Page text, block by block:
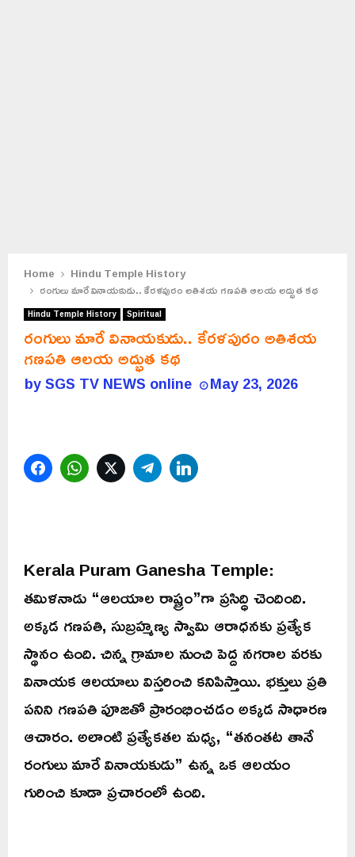
Home
Hindu Temple History
రంగులు మారే వినాయకుడు.. కేరళపురం అతిశయ గణపతి ఆలయ అద్భుత కథ
Hindu Temple History Spiritual
రంగులు మారే వినాయకుడు.. కేరళపురం అతిశయ
గణపతి ఆలయ అద్భుత కథ
bySGS TV NEWS online May 23, 2026
FacebookWhatsAppTwitterTelegram
Kerala Puram Ganesha Temple:
తమిళనాడు “ఆలయాల రాష్ట్రం”గా ప్రసిద్ధి చెందింది.
అక్కడ గణపతి, సుబ్రహ్మణ్య స్వామి ఆరాధనకు ప్రత్యేక
స్థానం ఉంది. చిన్న గ్రామాల నుంచి పెద్ద నగరాల వరకు
వినాయక ఆలయాలు విస్తరించి కనిపిస్తాయి. భక్తులు ప్రతి
పనిని గణపతి పూజతో ప్రారంభించడం అక్కడ సాధారణ
ఆచారం. అలాంటి ప్రత్యేకతల మధ్య, “తనంతట తానే
రంగులు మారే వినాయకుడు” ఉన్న ఒక ఆలయం
గురించి కూడా ప్రచారంలో ఉంది.